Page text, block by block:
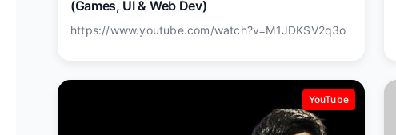
(Games, UI & Web Dev)
https://www.youtube.com/watch?v=M1JDKSV2q3o
YouTube